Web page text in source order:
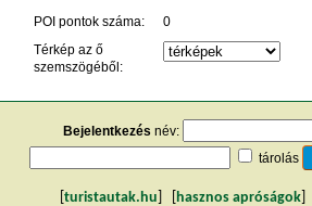
POI pontok száma:
0
Térkép az ő
szemszögéből:
Bejelentkezés név:
tárolás
turistautak.hu hasznos apróságok